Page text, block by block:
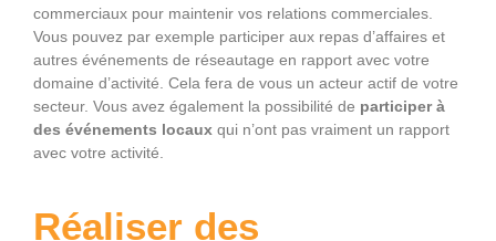
commerciaux pour maintenir vos relations commerciales.
Vous pouvez par exemple participer aux repas d’affaires et
autres événements de réseautage en rapport avec votre
domaine d’activité. Cela fera de vous un acteur actif de votre
secteur. Vous avez également la possibilité de participer à
des événements locaux qui n’ont pas vraiment un rapport
avec votre activité.
Réaliser des